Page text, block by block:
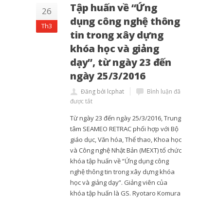
26
Th3
Tập huấn về “Ứng
dụng công nghệ thông
tin trong xây dựng
khóa học và giảng
dạy”, từ ngày 23 đến
ngày 25/3/2016
Đăng bởi lcphat
Bình luận đã
được tắt
Từ ngày 23 đến ngày 25/3/2016, Trung
tâm SEAMEO RETRAC phối hợp với Bộ
giáo dục, Văn hóa, Thể thao, Khoa học
và Công nghệ Nhật Bản (MEXT) tổ chức
khóa tập huấn về “Ứng dụng công
nghệ thông tin trong xây dựng khóa
học và giảng dạy”. Giảng viên của
khóa tập huấn là GS. Ryotaro Komura